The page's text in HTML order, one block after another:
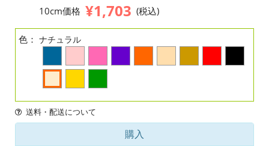
10cm価格 ¥1,703 (税込)
色： ナチュラル
送料・配送について
購入